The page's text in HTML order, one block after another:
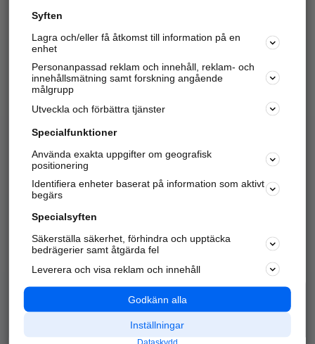
Hitta.se - Gratis nummerupplysning.
Sök företag, personer och platser.
Hitta telefonnummer, adresser, företagsinfo mm.
Marknadsför företaget
Kom igång och annonsera mot
samarbetspartners nära dig.
Alla kategorier
Populära sökningar
API & Kartor
Annonsera
Integritet
Nödnummer
Syften
Lagra och/eller få åtkomst till information på en
enhet
Personanpassad reklam och innehåll, reklam- och
innehållsmätning samt forskning angående
målgrupp
Utveckla och förbättra tjänster
Specialfunktioner
Använda exakta uppgifter om geografisk
positionering
Identifiera enheter baserat på information som aktivt
begärs
Specialsyften
Säkerställa säkerhet, förhindra och upptäcka
bedrägerier samt åtgärda fel
Leverera och visa reklam och innehåll
Godkänn alla
Inställningar
Dataskydd